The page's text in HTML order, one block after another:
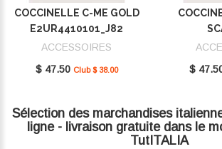
COCCINELLE C-ME GOLD
E2UR4410101_J82
ACCESSOIRES
$ 47.50 Club $ 38.00
$
Sélection des marchandises
ligne - livraison gratuite dans le
TutITALIA